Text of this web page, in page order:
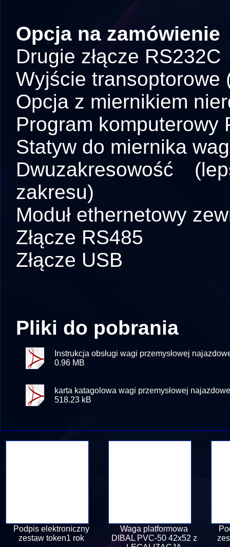
Opcja na zamówienie
Drugie złącze RS232C
Wyjście transoptorowe
Opcja z miernikiem
Program komputerowy
Statyw do miernika
Dwuzakresowość
zakresu)
Moduł ethernetowy
Złącze RS485
Złącze USB
Pliki do pobrania
Instrukcja obsługi wagi przemysłowej
0.96 MB
karta katagolowa wagi przemysłowej
518.23 kB
Podpis elektroniczny
zestaw token1 rok
Waga platformowa
DIBAL PVC-50 42x52 z